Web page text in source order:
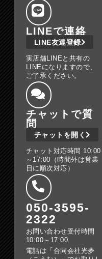
LINEで連絡
LINE友達登録
実店舗LINEと共有の
LINEになりますので、
ご了承ください。
チャットで質
問
チャットを開く
チャット対応時間 10:00
～17:00（時間外は営業
日に順次対応）
050-3595-
2322
お問い合わせ受付時間
10:00～17:00
電話は「合同会社光夢